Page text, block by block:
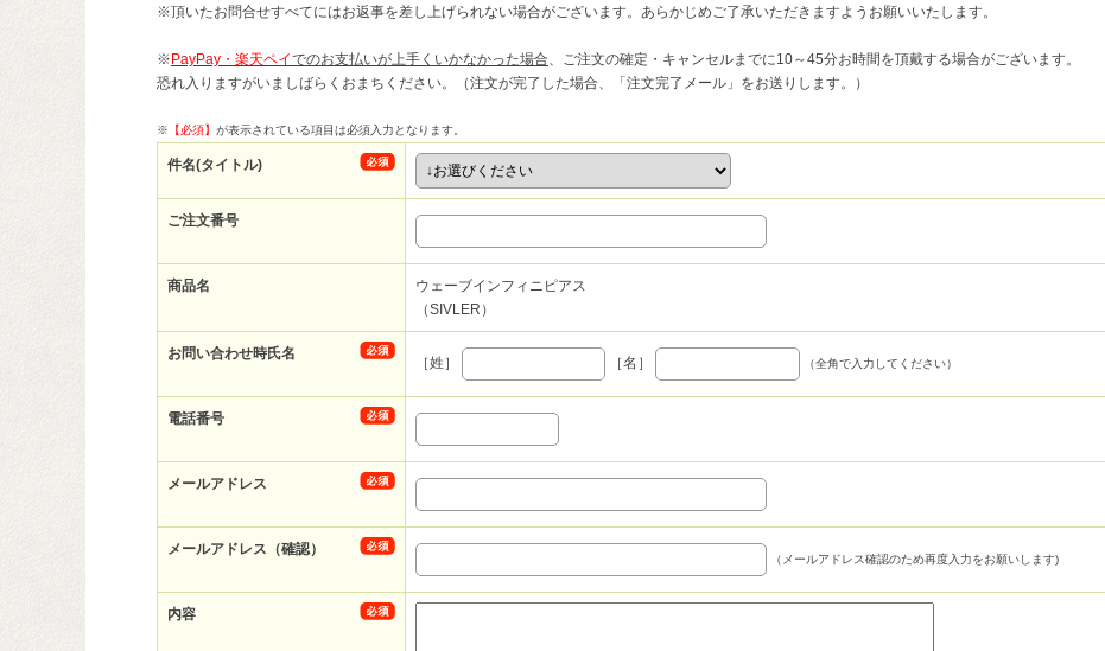
※頂いたお問合せすべてにはお返事を差し上げられない場合がございます。あらかじめご了承いただきますようお願いいたします。
※ PayPay・楽天ペイでのお支払いが上手くいかなかった場合、ご注文の確定・キャンセルまでに10～45分お時間を頂戴する場合がございます。
恐れ入りますがいましばらくおまちください。（注文が完了した場合、「注文完了メール」をお送りします。）
※ 【必須】 が表示されている項目は必須入力となります。
件名(タイトル)
ご注文番号
商品名
ウェーブインフィニピアス
（SIVLER）
お問い合わせ時氏名
［姓］ ［名］ （全角で入力してください）
電話番号
メールアドレス
メールアドレス（確認）
（メールアドレス確認のため再度入力をお願いします)
内容